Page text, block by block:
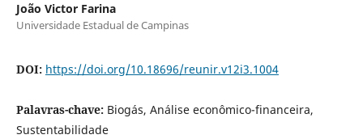
João Victor Farina
Universidade Estadual de Campinas
DOI: https://doi.org/10.18696/reunir.v12i3.1004
Palavras-chave: Biogás, Análise econômico-financeira,
Sustentabilidade